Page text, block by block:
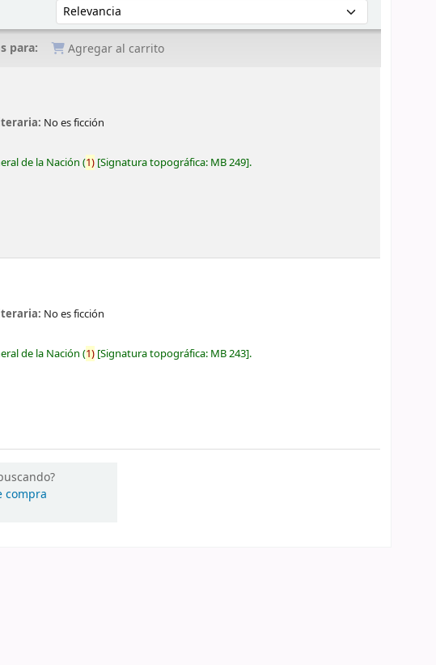
para:
Agregar al carrito
No es ficción
de la Nación (1) Signatura topográfica: MB 249 .
No es ficción
de la Nación (1) Signatura topográfica: MB 243 .
compra